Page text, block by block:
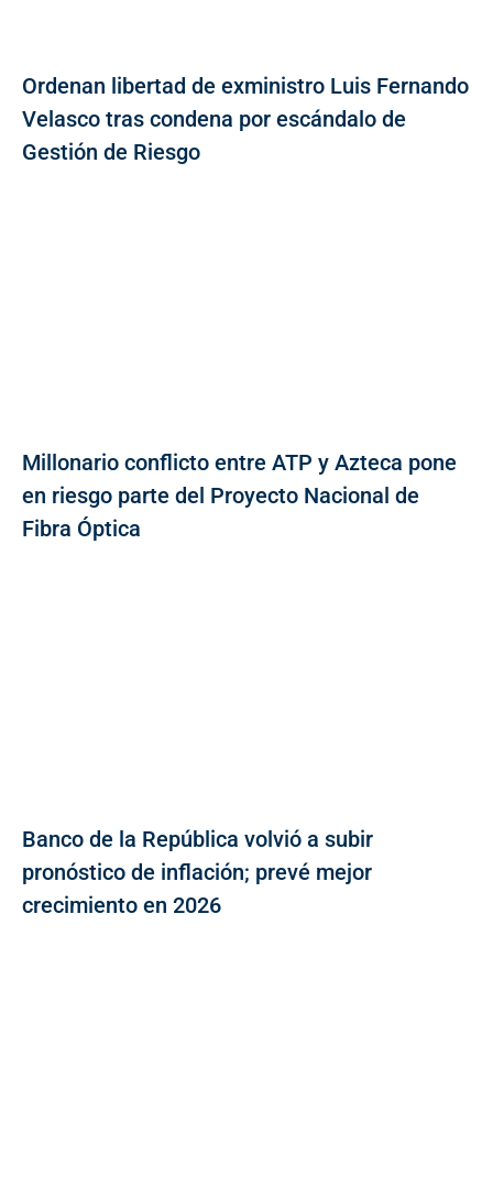
Ordenan libertad de exministro Luis Fernando
Velasco tras condena por escándalo de
Gestión de Riesgo
Millonario conflicto entre ATP y Azteca pone
en riesgo parte del Proyecto Nacional de
Fibra Óptica
Banco de la República volvió a subir
pronóstico de inflación; prevé mejor
crecimiento en 2026